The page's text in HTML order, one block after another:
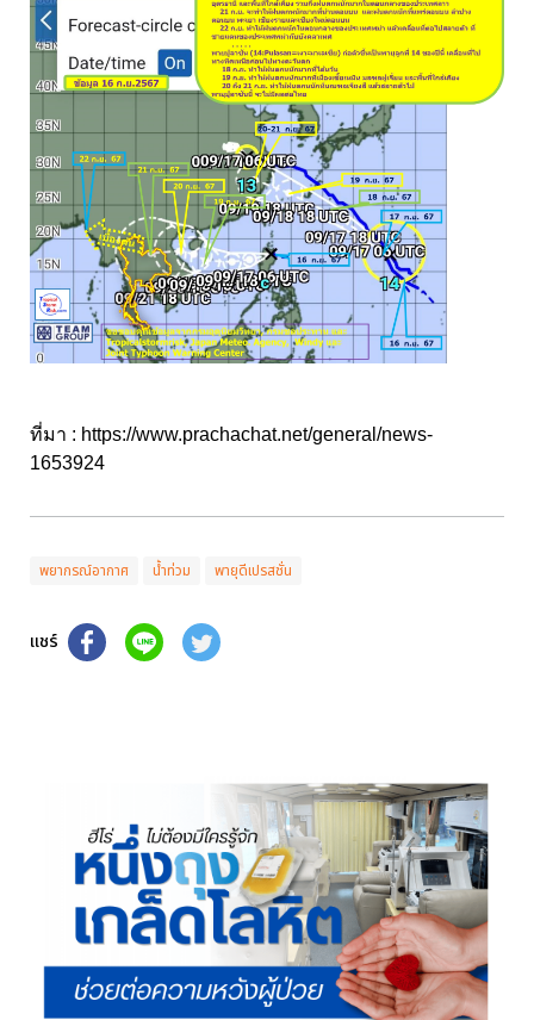
ที่มา : https://www.prachachat.net/general/news-
1653924
พยากรณ์อากาศ น้ำท่วม พายุดีเปรสชั่น
แชร์